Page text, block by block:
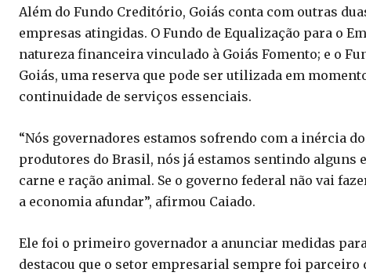
Além do Fundo Creditório, Goiás conta com outras
empresas atingidas. O Fundo de Equalização para o
natureza financeira vinculado à Goiás Fomento; e o
Goiás, uma reserva que pode ser utilizada em
continuidade de serviços essenciais.
“Nós governadores estamos sofrendo com a inércia
produtores do Brasil, nós já estamos sentindo
carne e ração animal. Se o governo federal não vai
a economia afundar”, afirmou Caiado.
Ele foi o primeiro governador a anunciar medidas
destacou que o setor empresarial sempre foi